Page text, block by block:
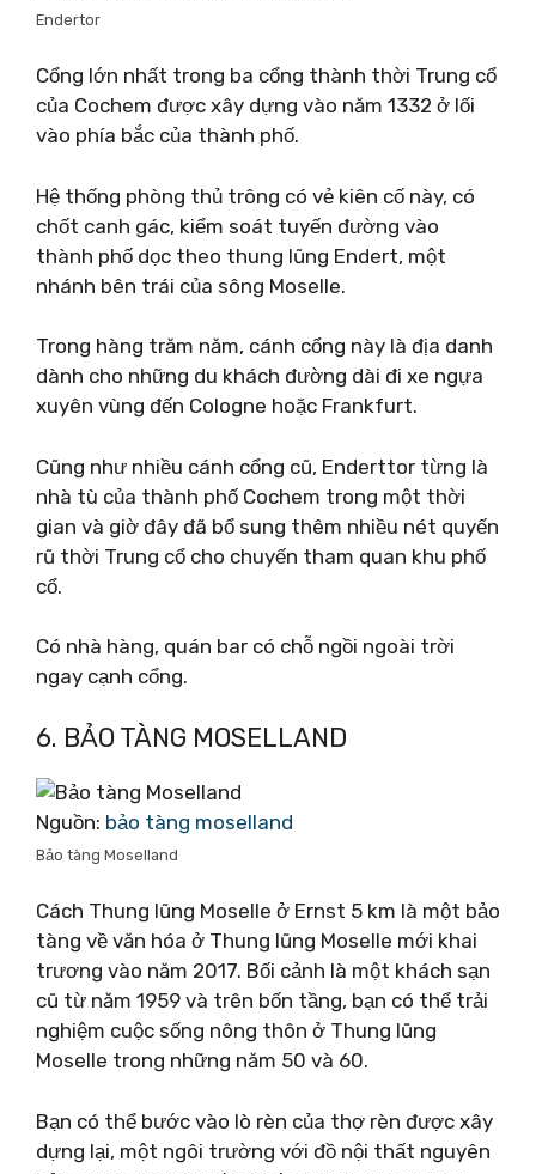
Endertor
Cổng lớn nhất trong ba cổng thành thời Trung cổ
của Cochem được xây dựng vào năm 1332 ở lối
vào phía bắc của thành phố.
Hệ thống phòng thủ trông có vẻ kiên cố này, có
chốt canh gác, kiểm soát tuyến đường vào
thành phố dọc theo thung lũng Endert, một
nhánh bên trái của sông Moselle.
Trong hàng trăm năm, cánh cổng này là địa danh
dành cho những du khách đường dài đi xe ngựa
xuyên vùng đến Cologne hoặc Frankfurt.
Cũng như nhiều cánh cổng cũ, Enderttor từng là
nhà tù của thành phố Cochem trong một thời
gian và giờ đây đã bổ sung thêm nhiều nét quyến
rũ thời Trung cổ cho chuyến tham quan khu phố
cổ.
Có nhà hàng, quán bar có chỗ ngồi ngoài trời
ngay cạnh cổng.
6. BẢO TÀNG MOSELLAND
Nguồn: bảo tàng moselland
Bảo tàng Moselland
Cách Thung lũng Moselle ở Ernst 5 km là một bảo
tàng về văn hóa ở Thung lũng Moselle mới khai
trương vào năm 2017. Bối cảnh là một khách sạn
cũ từ năm 1959 và trên bốn tầng, bạn có thể trải
nghiệm cuộc sống nông thôn ở Thung lũng
Moselle trong những năm 50 và 60.
Bạn có thể bước vào lò rèn của thợ rèn được xây
dựng lại, một ngôi trường với đồ nội thất nguyên